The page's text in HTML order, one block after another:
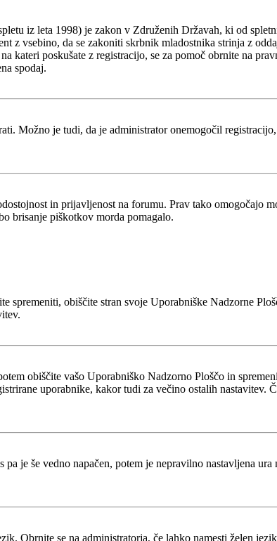
iz leta 1998) je zakon v Združenih Državah, ki od
z vsebino, da se zakoniti skrbnik mladostnika strinja z
kateri poskušate z registracijo, se za pomoč obrnite na
spodaj.
Možno je tudi, da je administrator onemogočil
in prijavljenost na forumu. Prav tako omogočajo
brisanje piškotkov morda pomagalo.
obiščite stran svoje Uporabniške Nadzorne
obiščite vašo Uporabniško Nadzorno Ploščo in
uporabnike, kakor tudi za večino ostalih nastavitev.
je še vedno napačen, potem je nepravilno nastavljena
Obrnite se na administratorja, če lahko namesti želen